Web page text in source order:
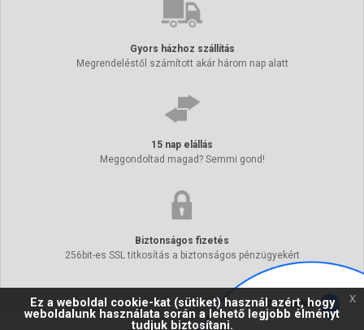
Gyors házhoz szállítás
Megrendeléstől számított akár három nap alatt
15 nap elállás
Meggondoltad magad? Semmi gond!
Biztonságos fizetés
256bit-es SSL titkosítás a biztonságos pénzügyekért
Ez a weboldal cookie-kat (sütiket) használ azért, hogy
weboldalunk használata során a lehető legjobb élményt
tudjuk biztosítani.
x